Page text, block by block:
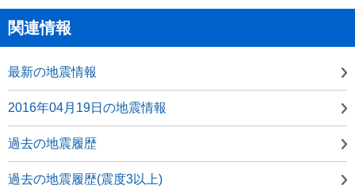
関連情報
最新の地震情報
2016年04月19日の地震情報
過去の地震履歴
過去の地震履歴(震度3以上)